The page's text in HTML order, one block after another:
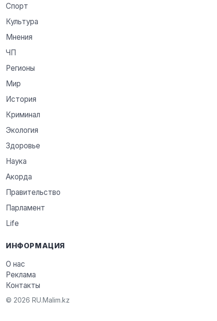
Спорт
Культура
Мнения
ЧП
Регионы
Мир
История
Криминал
Экология
Здоровье
Наука
Акорда
Правительство
Парламент
Life
ИНФОРМАЦИЯ
О нас
Реклама
Контакты
© 2026 RU.Malim.kz